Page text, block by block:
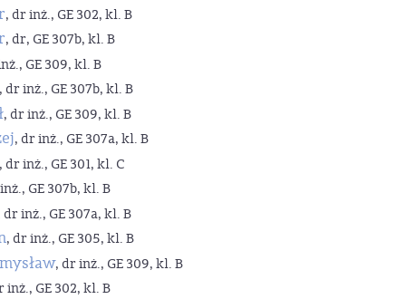
, dr inż., GE 302, kl. B
, dr, GE 307b, kl. B
GE 309, kl. B
dr inż., GE 307b, kl. B
, dr inż., GE 309, kl. B
, dr inż., GE 307a, kl. B
dr inż., GE 301, kl. C
GE 307b, kl. B
dr inż., GE 307a, kl. B
, dr inż., GE 305, kl. B
, dr inż., GE 309, kl. B
inż., GE 302, kl. B